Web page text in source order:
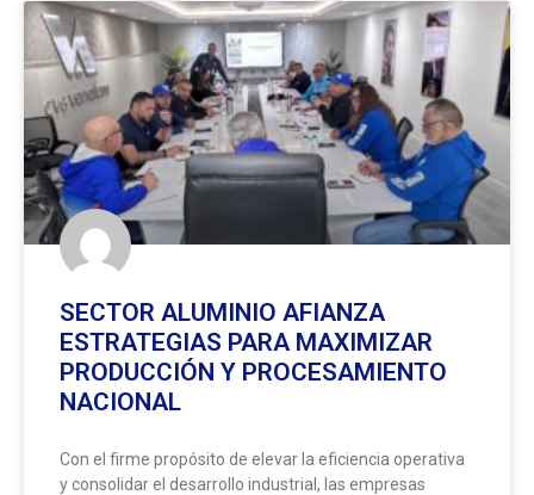
SECTOR ALUMINIO AFIANZA
ESTRATEGIAS PARA MAXIMIZAR
PRODUCCIÓN Y PROCESAMIENTO
NACIONAL
Con el firme propósito de elevar la eficiencia operativa
y consolidar el desarrollo industrial, las empresas
PagePagePagePagePage